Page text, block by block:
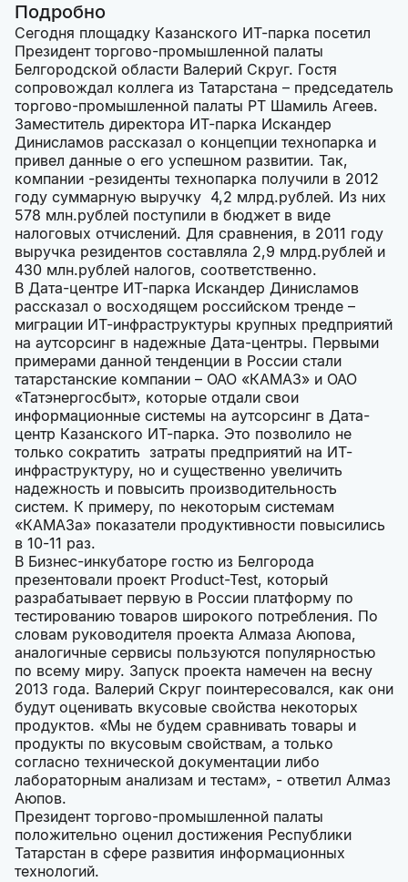
Подробно
Сегодня площадку Казанского ИТ-парка посетил
Президент торгово-промышленной палаты
Белгородской области Валерий Скруг. Гостя
сопровождал коллега из Татарстана – председатель
торгово-промышленной палаты РТ Шамиль Агеев.
Заместитель директора ИТ-парка Искандер
Динисламов рассказал о концепции технопарка и
привел данные о его успешном развитии. Так,
компании -резиденты технопарка получили в 2012
году суммарную выручку 4,2 млрд.рублей. Из них
578 млн.рублей поступили в бюджет в виде
налоговых отчислений. Для сравнения, в 2011 году
выручка резидентов составляла 2,9 млрд.рублей и
430 млн.рублей налогов, соответственно.
В Дата-центре ИТ-парка Искандер Динисламов
рассказал о восходящем российском тренде –
миграции ИТ-инфраструктуры крупных предприятий
на аутсорсинг в надежные Дата-центры. Первыми
примерами данной тенденции в России стали
татарстанские компании – ОАО «КАМАЗ» и ОАО
«Татэнергосбыт», которые отдали свои
информационные системы на аутсорсинг в Дата-
центр Казанского ИТ-парка. Это позволило не
только сократить затраты предприятий на ИТ-
инфраструктуру, но и существенно увеличить
надежность и повысить производительность
систем. К примеру, по некоторым системам
«КАМАЗа» показатели продуктивности повысились
в 10-11 раз.
В Бизнес-инкубаторе гостю из Белгорода
презентовали проект Product-Test, который
разрабатывает первую в России платформу по
тестированию товаров широкого потребления. По
словам руководителя проекта Алмаза Аюпова,
аналогичные сервисы пользуются популярностью
по всему миру. Запуск проекта намечен на весну
2013 года. Валерий Скруг поинтересовался, как они
будут оценивать вкусовые свойства некоторых
продуктов. «Мы не будем сравнивать товары и
продукты по вкусовым свойствам, а только
согласно технической документации либо
лабораторным анализам и тестам», - ответил Алмаз
Аюпов.
Президент торгово-промышленной палаты
положительно оценил достижения Республики
Татарстан в сфере развития информационных
технологий.